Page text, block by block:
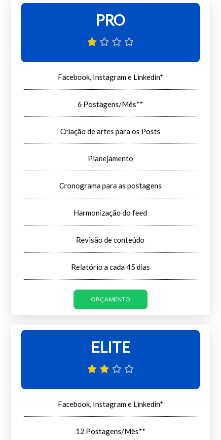
PRO
Facebook, Instagram e Linkedin*
6 Postagens/Mês**
Criação de artes para os Posts
Planejamento
Cronograma para as postagens
Harmonização do feed
Revisão de conteúdo
Relatório a cada 45 dias
ORÇAMENTO
ELITE
Facebook, Instagram e Linkedin*
12 Postagens/Mês**